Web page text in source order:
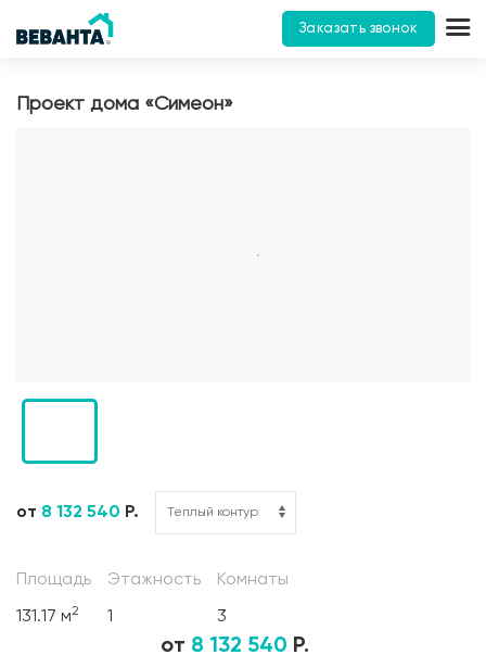
Заказать звонок
Проект дома «Симеон»
от 8 132 540 Р.
Площадь
131.17 м2
Этажность
1
Комнаты
3
от 8 132 540 Р.